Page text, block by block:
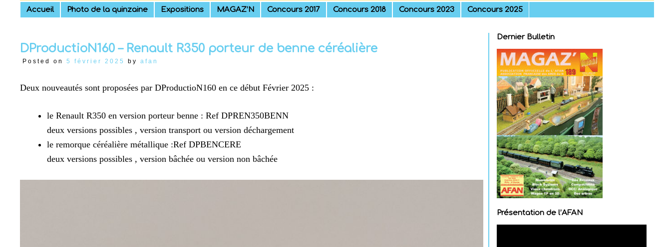
Skip
to
Accueil Photo de la quinzaine Expositions MAGAZ’N Concours 2017 Concours 2018 Concours 2023 Concours 2025
DProductioN160 – Renault R350 porteur de benne céréalière
Posted on 5 février 2025 by afan
Deux nouveautés sont proposées par DProductioN160 en ce début Février 2025 :
le Renault R350 en version porteur benne : Ref DPREN350BENN
deux versions possibles , version transport ou version déchargement
le remorque céréalière métallique :Ref DPBENCERE
deux versions possibles , version bâchée ou version non bâchée
Dernier Bulletin
Présentation de l’AFAN